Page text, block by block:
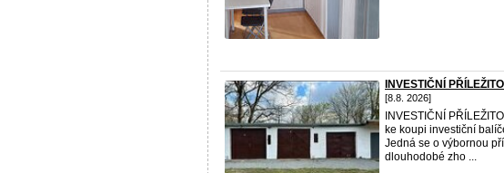
INVESTIČNÍ
[8.8. 2026]
INVESTIČNÍ
ke koupi investiční
Jedná se o výbornou
dlouhodobé zho ...